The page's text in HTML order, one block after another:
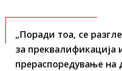
„Поради тоа, се
за преквалификација
прераспоредување на